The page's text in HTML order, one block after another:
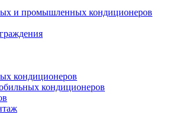
и промышленных кондиционеров
кондиционеров
кондиционеров